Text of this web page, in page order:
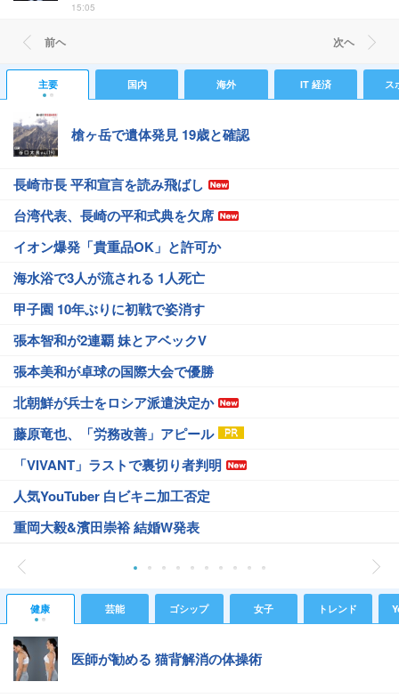
15:05
前ヘ 次ヘ
主要 国内 海外 IT 経済 ス
槍ヶ岳で遺体発見 19歳と確認
長崎市長 平和宣言を読み飛ばし
台湾代表、長崎の平和式典を欠席
イオン爆発「貴重品OK」と許可か
海水浴で3人が流される 1人死亡
甲子園 10年ぶりに初戦で姿消す
張本智和が2連覇 妹とアベックV
張本美和が卓球の国際大会で優勝
北朝鮮が兵士をロシア派遣決定か
藤原竜也、「労務改善」アピール
「VIVANT」ラストで裏切り者判明
人気YouTuber 白ビキニ加工否定
重岡大毅&濱田崇裕 結婚W発表
健康 芸能 ゴシップ 女子 トレンド
医師が勧める 猫背解消の体操術